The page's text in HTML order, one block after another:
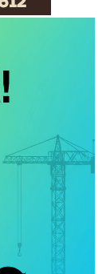
în alte
şi cu
cu